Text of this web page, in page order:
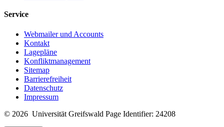
Service
Webmailer und Accounts
Kontakt
Lagepläne
Konfliktmanagement
Sitemap
Barrierefreiheit
Datenschutz
Impressum
© 2026 Universität Greifswald Page Identifier: 24208